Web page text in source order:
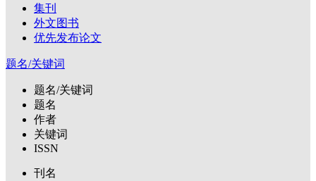
集刊
外文图书
优先发布论文
题名/关键词
题名/关键词
题名
作者
关键词
ISSN
刊名